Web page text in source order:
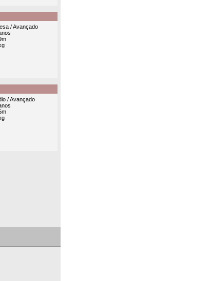
/ Avançado
/ Avançado